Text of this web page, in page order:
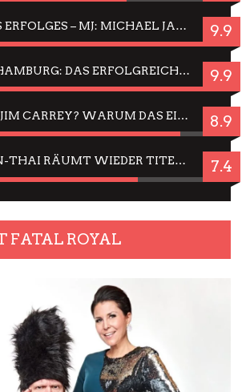
WEGEN DES ERFOLGES – MJ: MICHAEL JACKSON MUSICAL IN EINER MATINEE SEHEN 9.9
JELLYFISH HAMBURG: DAS ERFOLGREICHE SOMMER-MENÜ 2025 IN GEFÜHLEN UND BILDERN 9.9
CÉSAR FÜR JIM CARREY? WARUM DAS EINER DER NERVIGSTEN ACTORS IST UND BLEIBT 8.9
JING JING: IN-THAI RÄUMT WIEDER TITEL AB – EIN ZWEI-STUNDEN-ERLEBNISBERICHT 7.4
FATAL ROYAL